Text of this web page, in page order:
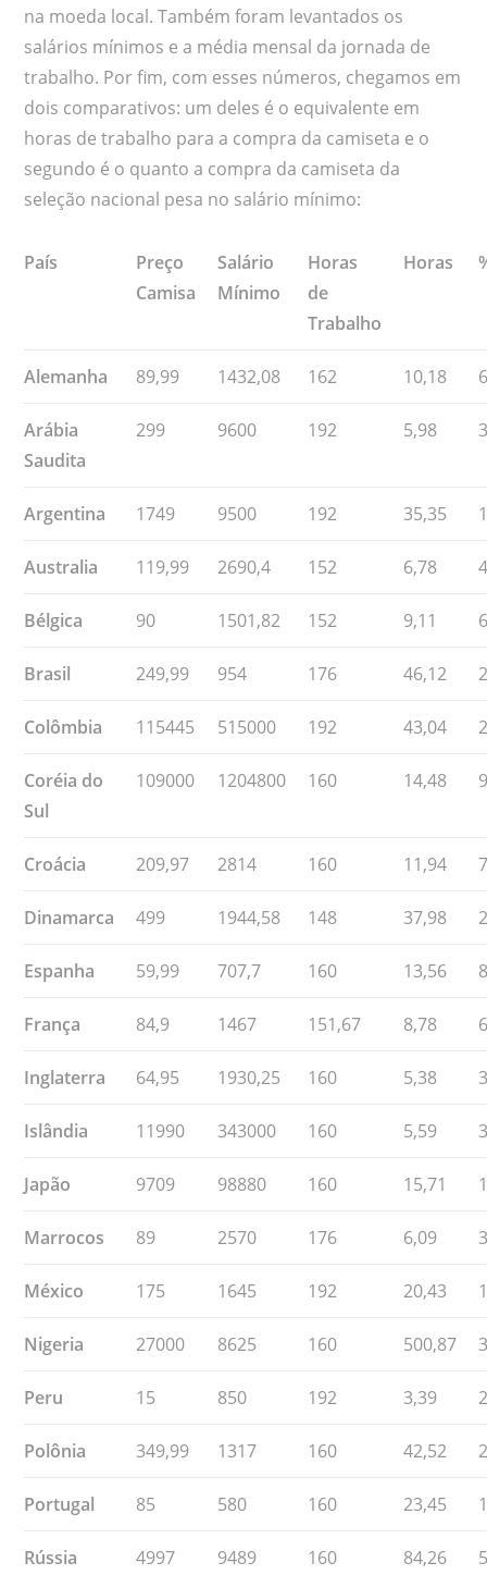
na moeda local. Também foram levantados os
salários mínimos e a média mensal da jornada de
trabalho. Por fim, com esses números, chegamos em
dois comparativos: um deles é o equivalente em
horas de trabalho para a compra da camiseta e o
segundo é o quanto a compra da camiseta da
seleção nacional pesa no salário mínimo:
País
Preço
Camisa
Salário
Mínimo
Horas
de
Trabalho
Horas
Alemanha 89,99 1432,08 162 10,18
Arábia
Saudita
299 9600 192 5,98
Argentina 1749 9500 192 35,35
Australia 119,99 2690,4 152 6,78
Bélgica 90 1501,82 152 9,11
Brasil 249,99 954 176 46,12
Colômbia 115445 515000 192 43,04
Coréia do
Sul
109000 1204800 160 14,48
Croácia 209,97 2814 160 11,94
Dinamarca 499 1944,58 148 37,98
Espanha 59,99 707,7 160 13,56
França 84,9 1467 151,67 8,78
Inglaterra 64,95 1930,25 160 5,38
Islândia 11990 343000 160 5,59
Japão 9709 98880 160 15,71
Marrocos 89 2570 176 6,09
México 175 1645 192 20,43
Nigeria 27000 8625 160 500,87
Peru 15 850 192 3,39
Polônia 349,99 1317 160 42,52
Portugal 85 580 160 23,45
Rússia 4997 9489 160 84,26